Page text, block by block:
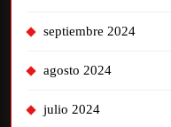
septiembre 2024
agosto 2024
julio 2024